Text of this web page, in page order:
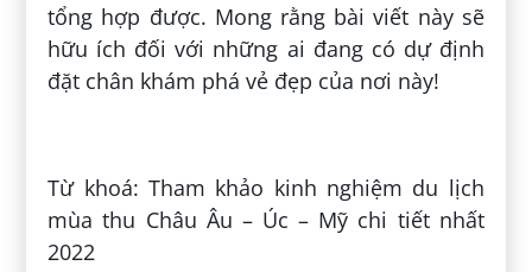
tổng hợp được. Mong rằng bài viết này sẽ
hữu ích đối với những ai đang có dự định
đặt chân khám phá vẻ đẹp của nơi này!
Từ khoá: Tham khảo kinh nghiệm du lịch
mùa thu Châu Âu – Úc – Mỹ chi tiết nhất
2022